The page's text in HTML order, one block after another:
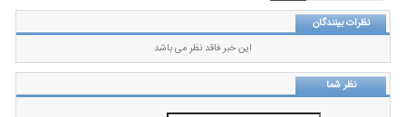
نظرات بینندگان
این خبر فاقد نظر می باشد
نظر شما